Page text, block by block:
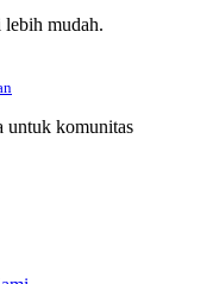
mudah.
untuk komunitas